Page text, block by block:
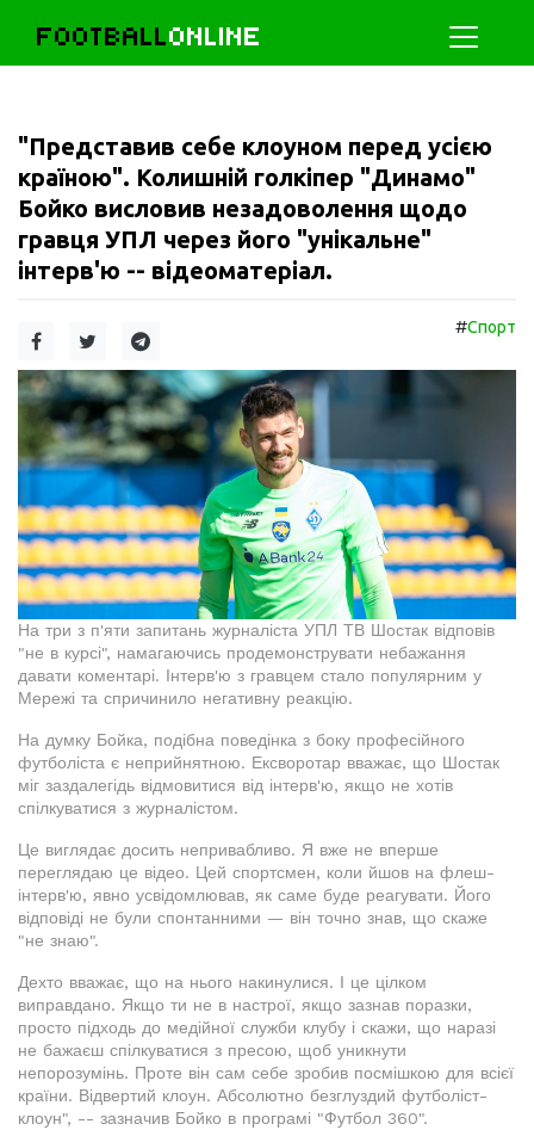
FOOTBALLONLINE
"Представив себе клоуном перед усією
країною". Колишній голкіпер "Динамо"
Бойко висловив незадоволення щодо
гравця УПЛ через його "унікальне"
інтерв'ю -- відеоматеріал.
#Спорт
На три з п'яти запитань журналіста УПЛ ТВ Шостак відповів
"не в курсі", намагаючись продемонструвати небажання
давати коментарі. Інтерв'ю з гравцем стало популярним у
Мережі та спричинило негативну реакцію.
На думку Бойка, подібна поведінка з боку професійного
футболіста є неприйнятною. Ексворотар вважає, що Шостак
міг заздалегідь відмовитися від інтерв'ю, якщо не хотів
спілкуватися з журналістом.
Це виглядає досить непривабливо. Я вже не вперше
переглядаю це відео. Цей спортсмен, коли йшов на флеш-
інтерв'ю, явно усвідомлював, як саме буде реагувати. Його
відповіді не були спонтанними — він точно знав, що скаже
"не знаю".
Дехто вважає, що на нього накинулися. І це цілком
виправдано. Якщо ти не в настрої, якщо зазнав поразки,
просто підходь до медійної служби клубу і скажи, що наразі
не бажаєш спілкуватися з пресою, щоб уникнути
непорозумінь. Проте він сам себе зробив посмішкою для всієї
країни. Відвертий клоун. Абсолютно безглуздий футболіст-
клоун", -- зазначив Бойко в програмі "Футбол 360".